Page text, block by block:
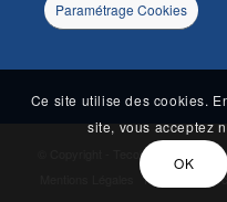
Paramétrage Cookies
© Copyright - Tecobat - Designed
Politique de
Ce site utilise des cookies.
site, vous acceptez
OK